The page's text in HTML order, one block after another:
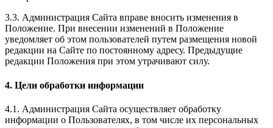
3.3. Администрация Сайта вправе вносить изменения в
Положение. При внесении изменений в Положение
уведомляет об этом пользователей путем размещения новой
редакции на Сайте по постоянному адресу. Предыдущие
редакции Положения при этом утрачивают силу.
4. Цели обработки информации
4.1. Администрация Сайта осуществляет обработку
информации о Пользователях, в том числе их персональных